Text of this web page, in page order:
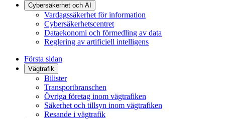
Cybersäkerhet och AI
Vardagssäkerhet för information
Cybersäkerhetscentret
Dataekonomi och förmedling av data
Reglering av artificiell intelligens
Första sidan
Vägtrafik
Bilister
Transportbranschen
Övriga företag inom vägtrafiken
Säkerhet och tillsyn inom vägtrafiken
Resande i vägtrafik